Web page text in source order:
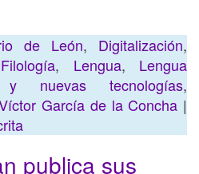
de León, Digitalización,
Filología, Lengua, Lengua
y nuevas tecnologías,
García de la Concha |
publica sus